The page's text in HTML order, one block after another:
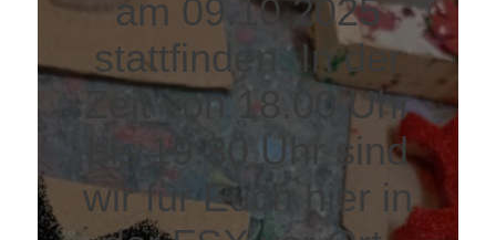
am 09.10.2025
stattfinden. In der
Zeit von 18.00 Uhr
bis 19.30 Uhr sind
wir für Euch hier in